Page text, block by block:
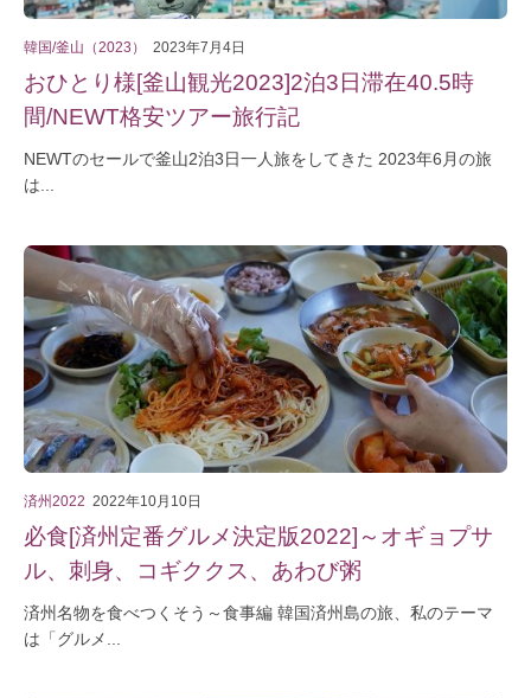
韓国/釜山（2023） 2023年7月4日
おひとり様[釜山観光2023]2泊3日滞在40.5時
間/NEWT格安ツアー旅行記
NEWTのセールで釜山2泊3日一人旅をしてきた 2023年6月の旅
は...
済州2022 2022年10月10日
必食[済州定番グルメ決定版2022]～オギョプサ
ル、刺身、コギククス、あわび粥
済州名物を食べつくそう～食事編 韓国済州島の旅、私のテーマ
は「グルメ...